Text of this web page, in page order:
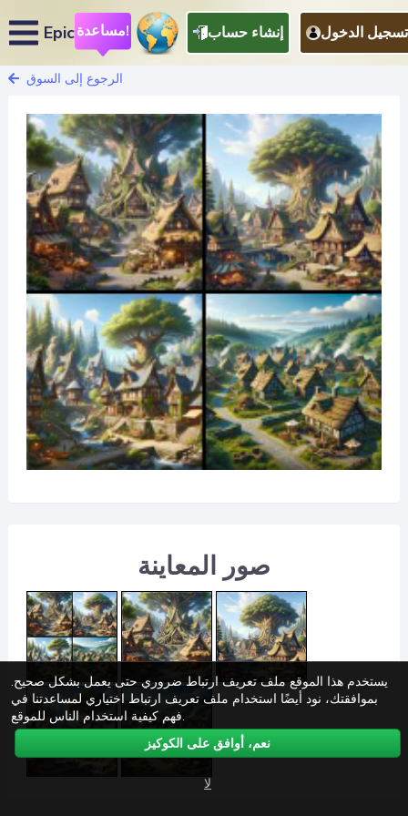
Epic مساعدة! إنشاء حساب تسجيل الدخول
الرجوع إلى السوق
صور المعاينة
يستخدم هذا الموقع ملف تعريف ارتباط ضروري حتى يعمل بشكل صحيح.
بموافقتك، نود أيضًا استخدام ملف تعريف ارتباط اختياري لمساعدتنا في
فهم كيفية استخدام الناس للموقع.
نعم، أوافق على الكوكيز
لا